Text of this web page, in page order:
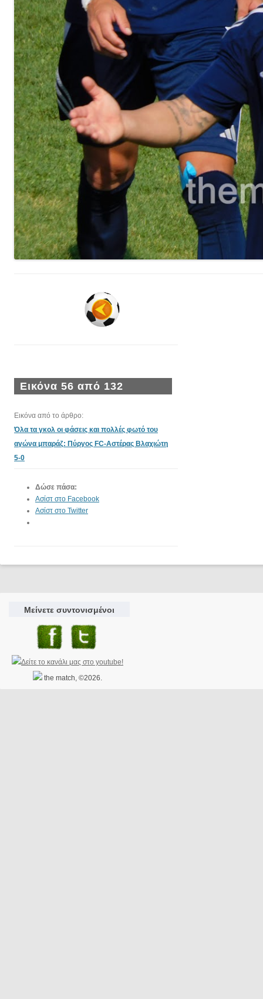
Εικόνα 56 από 132
Εικόνα από το άρθρο:
Όλα τα γκολ οι φάσεις και πολλές φωτό του
αγώνα μπαράζ: Πύργος FC-Αστέρας Βλαχιώτη
5-0
Δώσε πάσα:
Ασίστ στο Facebook
Ασίστ στο Twitter
Μείνετε συντονισμένοι
the match, ©2026.